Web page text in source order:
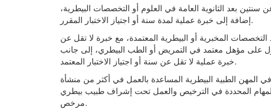
بعد الثانوية العامة في العلوم أو التخصصات البيطرية،
إضافة إلى خبرة عملية لمدة سنة أو اجتياز الاختبار المقرر.
المخبرية أو البيطرية المعتمدة، مع خبرة لا تقل عن
على مؤهل معتمد في التمريض أو الطب البيطري، إلى جانب
خبرة عملية لا تقل عن سنة أو اجتياز الاختبار المعتمد.
المهن الطبية البيطرية المساعدة بالعمل في أكثر من منشأة
المحددة في الترخيص والعمل تحت إشراف طبيب بيطري
مرخص.